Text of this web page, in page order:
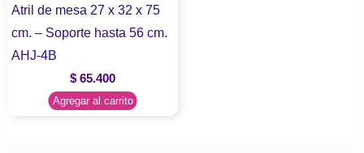
Atril de mesa 27 x 32 x 75
cm. – Soporte hasta 56 cm.
AHJ-4B
$ 65.400
Agregar al carrito